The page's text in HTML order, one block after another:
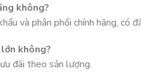
không?
và phân phối chính hãng, có
không?
đãi theo sản lượng.